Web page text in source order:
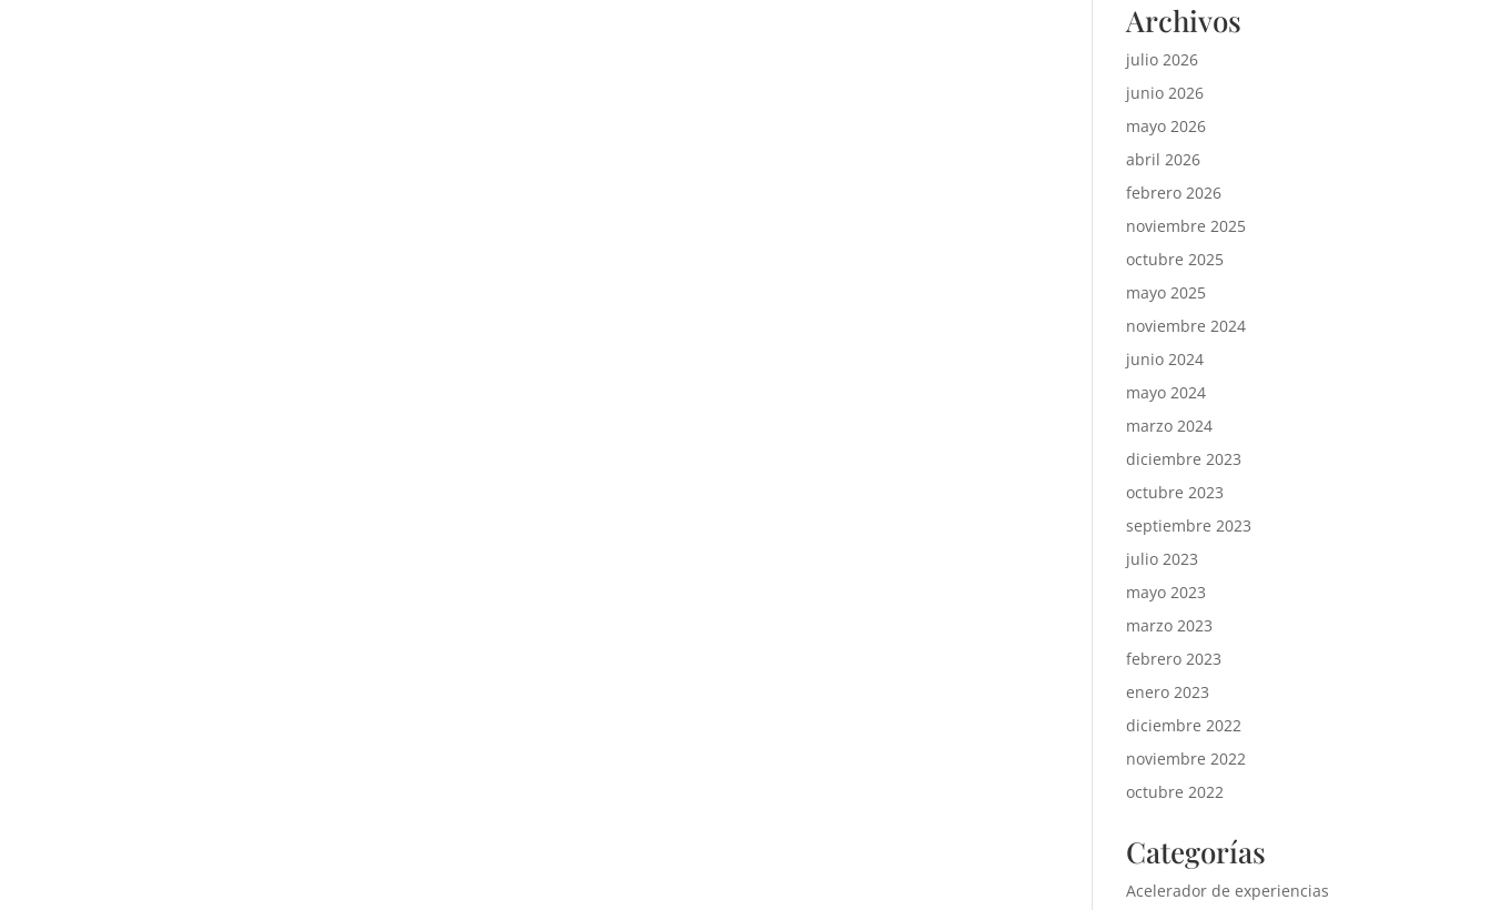
Archivos
julio 2026
junio 2026
mayo 2026
abril 2026
febrero 2026
noviembre 2025
octubre 2025
mayo 2025
noviembre 2024
junio 2024
mayo 2024
marzo 2024
diciembre 2023
octubre 2023
septiembre 2023
julio 2023
mayo 2023
marzo 2023
febrero 2023
enero 2023
diciembre 2022
noviembre 2022
octubre 2022
Categorías
Acelerador de experiencias